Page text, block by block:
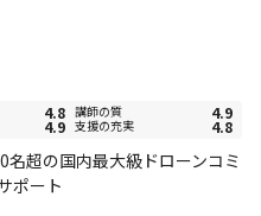
4.8 講師の質 4.9
4.9 支援の充実 4.8
超の国内最大級ドローンコミ
ポート